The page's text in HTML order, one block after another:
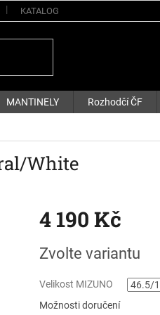
KATALOG
MANTINELY Rozhodčí ČF
White
4 190 Kč
cena:
Zvolte variantu
Velikost MIZUNO
Možnosti doručení